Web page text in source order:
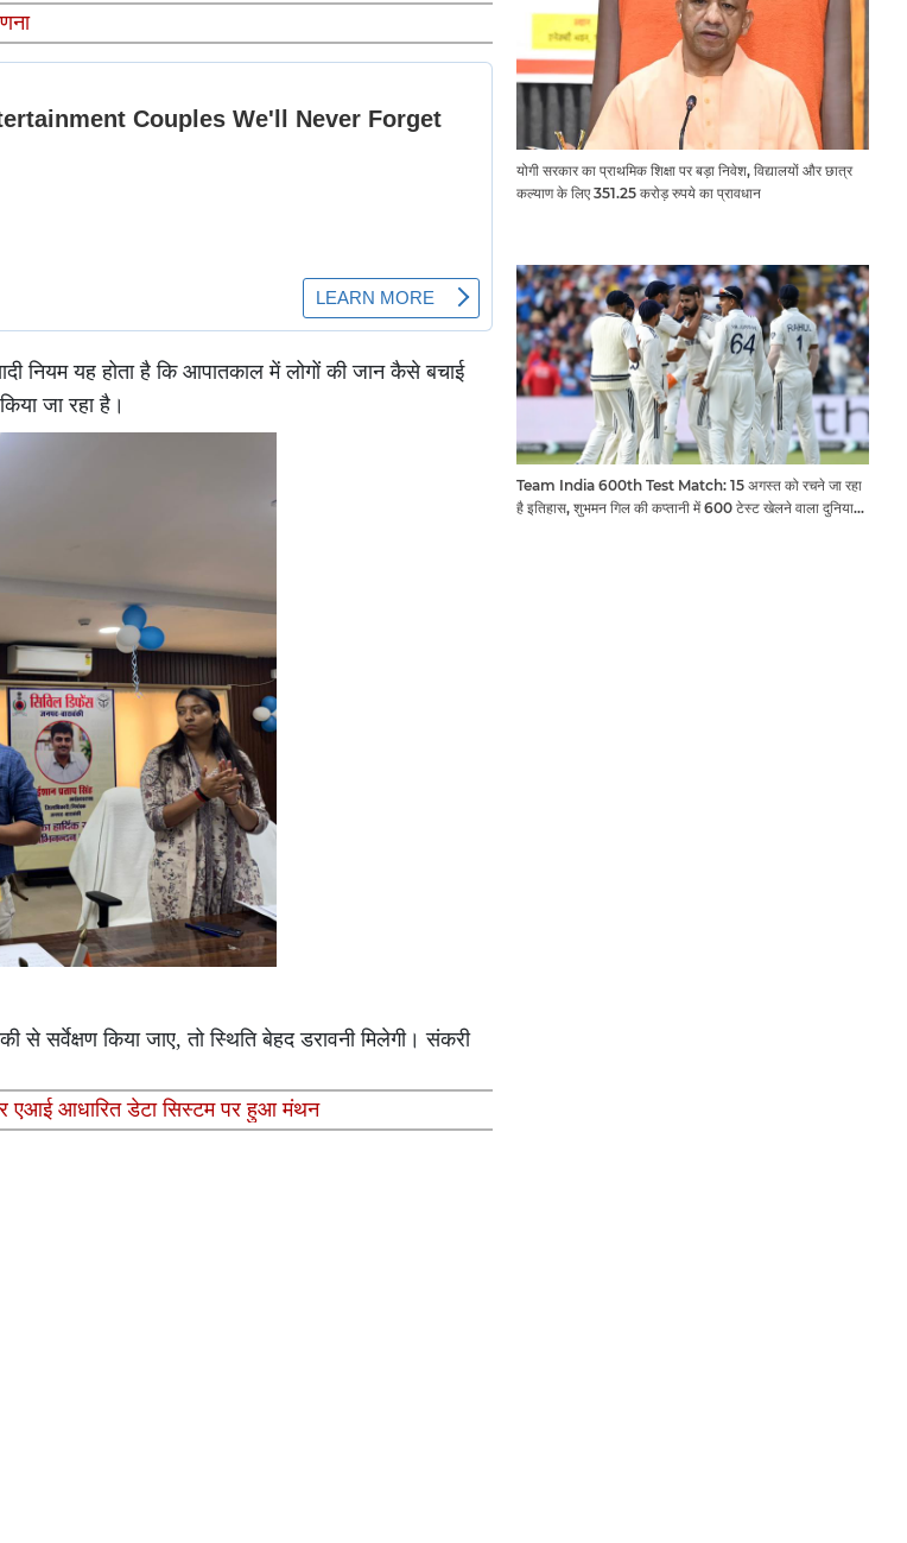
नियम यह होता है कि आपातकाल में लोगों की जान कैसे बचाई
जा रहा है।
सर्वेक्षण किया जाए, तो स्थिति बेहद डरावनी मिलेगी। संकरी
एआई आधारित डेटा सिस्टम पर हुआ मंथन
योगी सरकार का प्राथमिक शिक्षा पर बड़ा निवेश, विद्यालयों और छात्र
कल्याण के लिए 351.25 करोड़ रुपये का प्रावधान
Team India 600th Test Match: 15 अगस्त को रचने जा रहा
है इतिहास, शुभमन गिल की कप्तानी में 600 टेस्ट खेलने वाला दुनिया